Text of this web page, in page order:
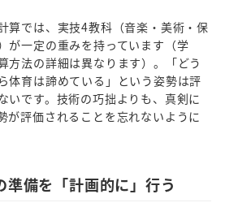
算では、実技4教科（音楽・美術・保
が一定の重みを持っています（学
方法の詳細は異なります）。「どう
体育は諦めている」という姿勢は評
いです。技術の巧拙よりも、真剣に
が評価されることを忘れないように
備を「計画的に」行う